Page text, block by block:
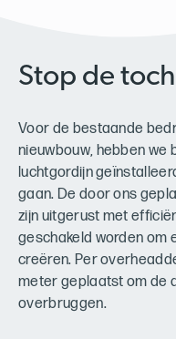
Stop de
Voor de bestaande
nieuwbouw, hebben we
luchtgordijn
gaan. De door ons
zijn uitgerust met
geschakeld worden om
creëren. Per
meter geplaatst om de
overbruggen.